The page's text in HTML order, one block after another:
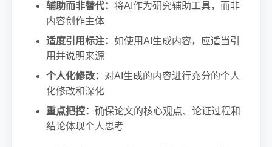
辅助而非替代： 将AI作为研究辅助工具，而非
内容创作主体
适度引用标注： 如使用AI生成内容，应适当引
用并说明来源
个人化修改： 对AI生成的内容进行充分的个人
化修改和深化
重点把控： 确保论文的核心观点、论证过程和
结论体现个人思考